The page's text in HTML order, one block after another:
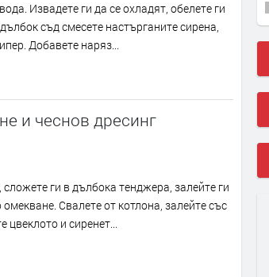
Извадете ги да се охладят, обелете ги
съд смесете настърганите сирена,
Добавете наряз...
и чеснов дресинг
ги в дълбока тенджера, залейте ги
Свалете от котлона, залейте със
цвеклото и сиренет...